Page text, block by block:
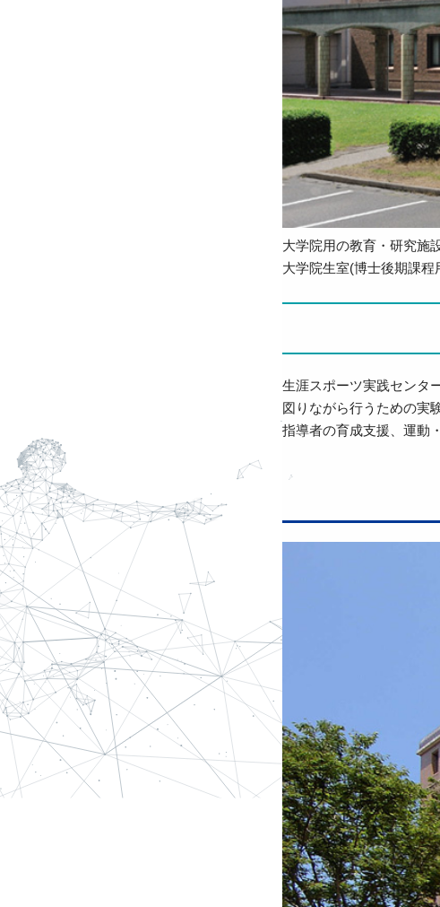
大学院用の教育・研究施
大学院生室(博士後期課程
生涯スポーツ実践センタ
図りながら行うための実
指導者の育成支援、運動